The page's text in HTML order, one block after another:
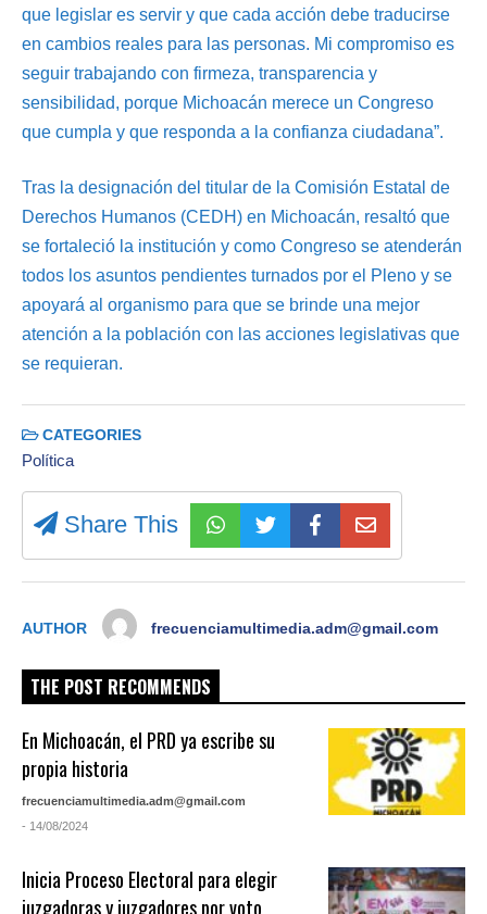
que legislar es servir y que cada acción debe traducirse
en cambios reales para las personas. Mi compromiso es
seguir trabajando con firmeza, transparencia y
sensibilidad, porque Michoacán merece un Congreso
que cumpla y que responda a la confianza ciudadana”.
Tras la designación del titular de la Comisión Estatal de
Derechos Humanos (CEDH) en Michoacán, resaltó que
se fortaleció la institución y como Congreso se atenderán
todos los asuntos pendientes turnados por el Pleno y se
apoyará al organismo para que se brinde una mejor
atención a la población con las acciones legislativas que
se requieran.
CATEGORIES
Política
Share This
AUTHOR frecuenciamultimedia.adm@gmail.com
THE POST RECOMMENDS
En Michoacán, el PRD ya escribe su
propia historia
frecuenciamultimedia.adm@gmail.com
- 14/08/2024
Inicia Proceso Electoral para elegir
juzgadoras y juzgadores por voto